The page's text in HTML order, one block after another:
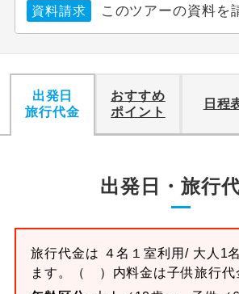
資料請求 このツアーの資料を
出発日
旅行代金
おすすめ
ポイント
日程
出発日・旅行
旅行代金は ４名１室利用/ 大人1
ます。
（ ）内料金は子供旅行代